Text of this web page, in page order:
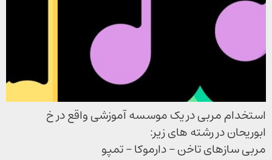
استخدام مربی در یک موسسه آموزشی واقع در خ
ابوریحان در رشته های زیر:
مربی سازهای تاخن – دارموکا – تمپو